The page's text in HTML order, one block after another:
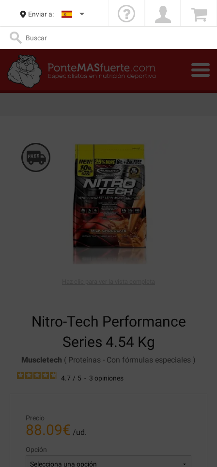
Enviar a:
Nitro-Tech Performance
Series 4.54 Kg
Muscletech ( Proteínas - Con fórmulas especiales )
4.7 / 5 - 3 opiniones
Precio
88.09€ /ud.
Opción